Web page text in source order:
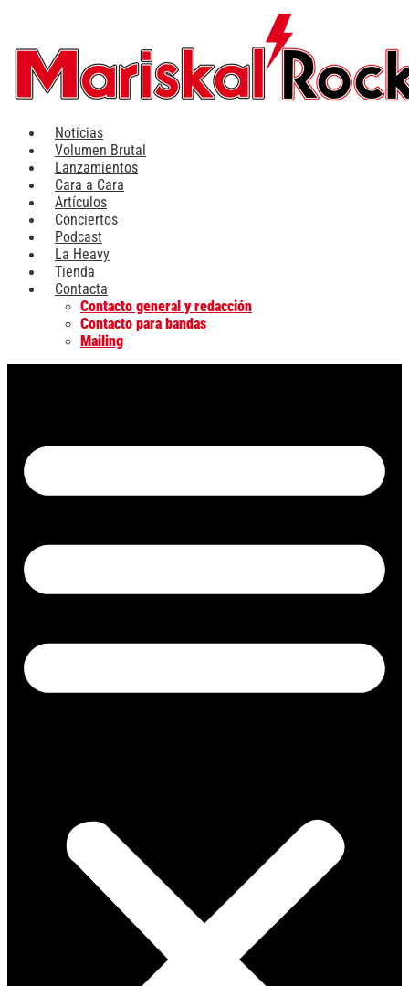
contenido
Noticias
Volumen Brutal
Lanzamientos
Cara a Cara
Artículos
Conciertos
Podcast
La Heavy
Tienda
Contacta
Contacto general y redacción
Contacto para bandas
Mailing